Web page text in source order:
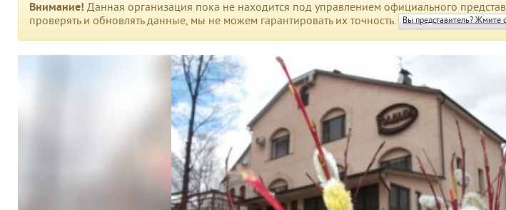
Внимание! Данная организация пока не находится под управлением официального
проверять и обновлять данные, мы не можем гарантировать их точность. Вы представитель? Жмите